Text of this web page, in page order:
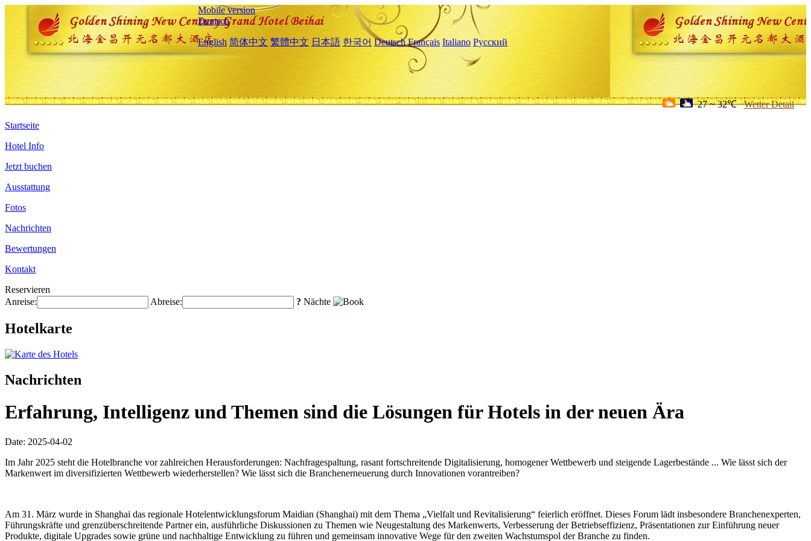
Mobile version
Deutsch
English 简体中文 繁體中文 日本語 한국어 Deutsch Français Italiano Русский
27 ~ 32℃ Wetter Detail
Startseite
Hotel Info
Jetzt buchen
Ausstattung
Fotos
Nachrichten
Bewertungen
Kontakt
Reservieren
Anreise:
Abreise: ? Nächte
Hotelkarte
Nachrichten
Erfahrung, Intelligenz und Themen sind die Lösungen für Hotels in der neuen Ära
Date: 2025-04-02
Im Jahr 2025 steht die Hotelbranche vor zahlreichen Herausforderungen: Nachfragespaltung, rasant fortschreitende Digitalisierung, homogener Wettbewerb und steigende Lagerbestände ... Wie lässt sich der
Markenwert im diversifizierten Wettbewerb wiederherstellen? Wie lässt sich die Branchenerneuerung durch Innovationen vorantreiben?
Am 31. März wurde in Shanghai das regionale Hotelentwicklungsforum Maidian (Shanghai) mit dem Thema „Vielfalt und Revitalisierung“ feierlich eröffnet. Dieses Forum lädt insbesondere Branchenexperten,
Führungskräfte und grenzüberschreitende Partner ein, ausführliche Diskussionen zu Themen wie Neugestaltung des Markenwerts, Verbesserung der Betriebseffizienz, Präsentationen zur Einführung neuer
Produkte, digitale Upgrades sowie grüne und nachhaltige Entwicklung zu führen und gemeinsam innovative Wege für den zweiten Wachstumspol der Branche zu finden.